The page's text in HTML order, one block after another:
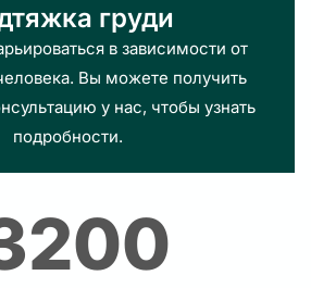
груди
в зависимости от
Вы можете получить
у нас, чтобы узнать
подробности.